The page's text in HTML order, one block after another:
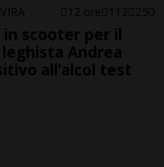
12 ore 112 250
scooter per il
Andrea
all’alcol test